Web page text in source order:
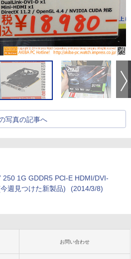
写真の記事へ
250 1G GDDR5 PCI-E HDMI/DVI-
週見つけた新製品)
(2014/3/8)
お問い合わせ